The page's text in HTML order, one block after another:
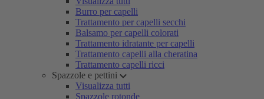
Burro per capelli
Trattamento per capelli secchi
Balsamo per capelli colorati
Trattamento idratante per capelli
Trattamento capelli alla cheratina
Trattamento capelli ricci
Spazzole e pettini
Visualizza tutti
Spazzole rotonde